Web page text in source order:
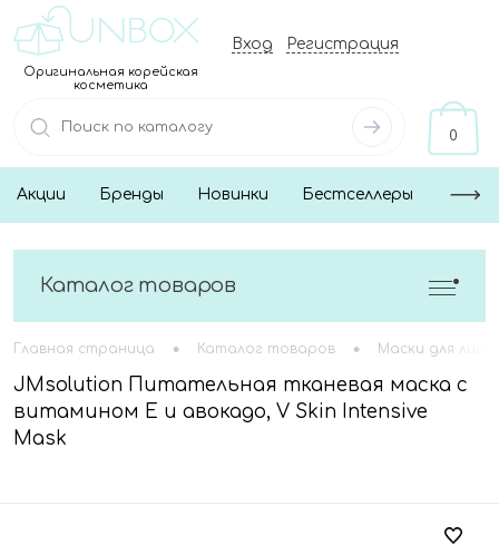
Оригинальная корейская
косметика
Вход Регистрация
0
Акции Бренды Новинки Бестселлеры
Каталог товаров
Главная страница • Каталог товаров • Маски для лица
JMsolution Питательная тканевая маска с
витамином Е и авокадо, V Skin Intensive
Mask